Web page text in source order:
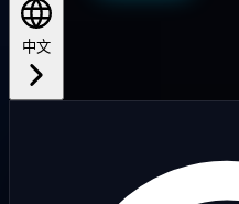
中文